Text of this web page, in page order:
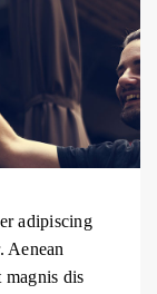
adipiscing
Aenean
magnis dis